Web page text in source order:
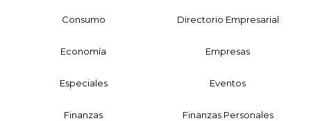
Consumo Directorio Empresarial
Economía Empresas
Especiales Eventos
Finanzas Finanzas Personales